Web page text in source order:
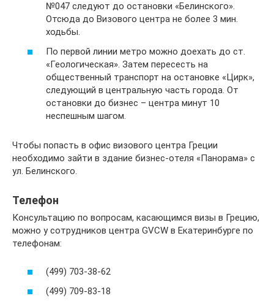
№047 следуют до остановки «Белинского».
Отсюда до Визового центра не более 3 мин.
ходьбы.
По первой линии метро можно доехать до ст.
«Геологическая». Затем пересесть на
общественный транспорт на остановке «Цирк»,
следующий в центральную часть города. От
остановки до бизнес – центра минут 10
неспешным шагом.
Чтобы попасть в офис визового центра Греции
необходимо зайти в здание бизнес-отеля «Панорама» с
ул. Белинского.
Телефон
Консультацию по вопросам, касающимся визы в Грецию,
можно у сотрудников центра GVCW в Екатеринбурге по
телефонам:
(499) 703-38-62
(499) 709-83-18